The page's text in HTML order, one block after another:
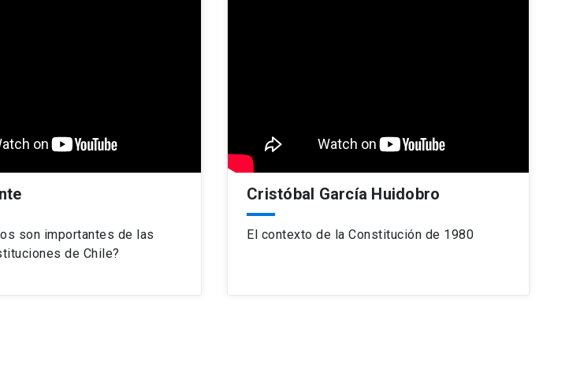
son importantes de las
de Chile?
Cristóbal García Huidobro
El contexto de la Constitución de 1980